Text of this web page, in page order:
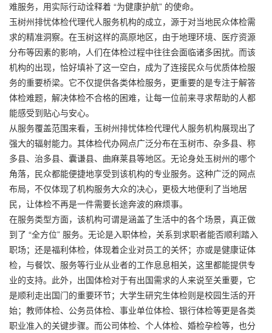
难服务，用实际行动诠释着 “为健康护航” 的使命。
玉树州排忧体检代理代人服务机构的成立，源于对当地民众体检需
求的精准洞察。在玉树这样的高原地区，由于地理环境、医疗资源
分布等因素的影响，人们在体检过程中往往会面临诸多困扰。而该
机构的出现，恰好填补了这一空白，成为了连接民众与优质体检服
务的重要桥梁。它不仅提供各类体检服务，更重要的是专注于解答
体检难题，解决体检不合格的困难，让每一位前来寻求帮助的人都
能感受到贴心与安心。
从服务覆盖范围来看，玉树州排忧体检代理代人服务机构展现出了
强大的辐射能力。其体检代办网点广泛分布在玉树市、杂多县、称
多县、治多县、囊谦县、曲麻莱县等地区。无论身处玉树州的哪个
角落，民众都能便捷地享受到该机构的专业服务。这种广泛的网点
布局，不仅体现了机构服务大众的决心，更极大地便利了当地居
民，让体检不再是一件需要长途奔波的麻烦事。
在服务类型方面，该机构可谓是涵盖了生活中的各个场景，真正做
到了 “全方位” 服务。无论是入职体检，关系到求职者能否顺利踏入
职场；还是福利体检，体现着企业对员工的关怀；亦或是健康证体
检，与餐饮、服务等行业从业者的工作息息相关，这里都能提供专
业的支持。此外，出国体检对于有出国需求的人来说至关重要，它
是顺利走出国门的重要环节；大学生研究生体检则是校园生活的开
始；教师体检、公务员体检、事业单位体检、银行体检等更是各类
职业准入的关键步骤。而公司体检、个人体检、婚检孕检等，也分